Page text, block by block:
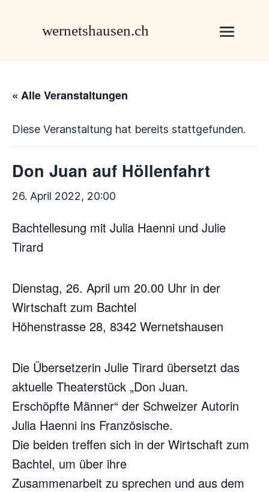
« Alle Veranstaltungen
Diese Veranstaltung hat bereits stattgefunden.
Don Juan auf Höllenfahrt
26. April 2022, 20:00
Bachtellesung mit Julia Haenni und Julie
Tirard
Dienstag, 26. April um 20.00 Uhr in der
Wirtschaft zum Bachtel
Höhenstrasse 28, 8342 Wernetshausen
Die Übersetzerin Julie Tirard übersetzt das
aktuelle Theaterstück „Don Juan.
Erschöpfte Männer“ der Schweizer Autorin
Julia Haenni ins Französische.
Die beiden treffen sich in der Wirtschaft zum
Bachtel, um über ihre
Zusammenarbeit zu sprechen und aus dem